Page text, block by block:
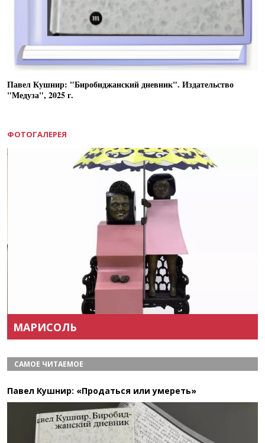
Павел Кушнир: "Биробиджанский дневник". Издательство
"Медуза", 2025 г.
ФОТОГАЛЕРЕЯ
МАРИСОЛЬ
САМОЕ ЧИТАЕМОЕ
Павел Кушнир: «Продаться или умереть»